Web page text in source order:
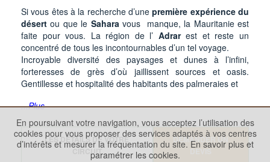
Si vous êtes à la recherche d’une première expérience du
désertou que le Saharavous manque, la Mauritanie est
faite pour vous. La région de l’ Adrarest et reste un
concentré de tous les incontournables d’un tel voyage.
Incroyable diversité des paysages et dunes à l’infini,
forteresses de grès d’où jaillissent sources et oasis.
Gentillesse et hospitalité des habitants des palmeraies et
...Plus
LES DÉTAILS DE VOTRE
CIRCUIT
DEMANDER UN
En poursuivant votre navigation, vous acceptez l’utilisation des
cookies pour vous proposer des services adaptés à vos centres
d’intérêts et mesurer la fréquentation du site. En savoir plus et
paramétrer les cookies.